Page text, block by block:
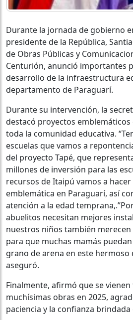
Durante la jornada de gobierno
presidente de la República,
de Obras Públicas y
Centurión, anunció importantes
desarrollo de la infraestructura
departamento de Paraguarí.
Durante su intervención, la
destacó proyectos
toda la comunidad educativa.
escuelas que vamos a
del proyecto Tapé, que
millones de inversión para las
recursos de Itaipú vamos a
emblemática en Paraguarí, así
atención a la edad
abuelitos necesitan mejores
nuestros niños también merecen
para que muchas mamás
grano de arena en este hermoso
aseguró.
Finalmente, afirmó que se
muchísimas obras en 2025,
paciencia y la confianza